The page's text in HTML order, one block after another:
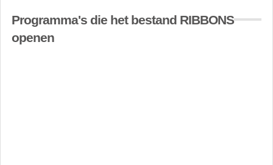
Programma's die het bestand RIBBONS
openen